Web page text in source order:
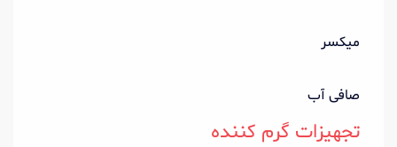
میکسر
صافی آب
تجهیزات گرم کننده